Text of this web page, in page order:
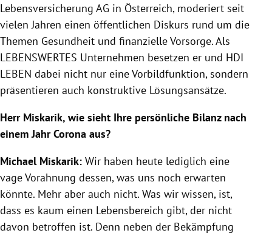
Lebensversicherung AG in Österreich, moderiert seit
vielen Jahren einen öffentlichen Diskurs rund um die
Themen Gesundheit und finanzielle Vorsorge. Als
LEBENSWERTES Unternehmen besetzen er und HDI
LEBEN dabei nicht nur eine Vorbildfunktion, sondern
präsentieren auch konstruktive Lösungsansätze.
Herr Miskarik, wie sieht Ihre persönliche Bilanz nach
einem Jahr Corona aus?
Michael Miskarik: Wir haben heute lediglich eine
vage Vorahnung dessen, was uns noch erwarten
könnte. Mehr aber auch nicht. Was wir wissen, ist,
dass es kaum einen Lebensbereich gibt, der nicht
davon betroffen ist. Denn neben der Bekämpfung